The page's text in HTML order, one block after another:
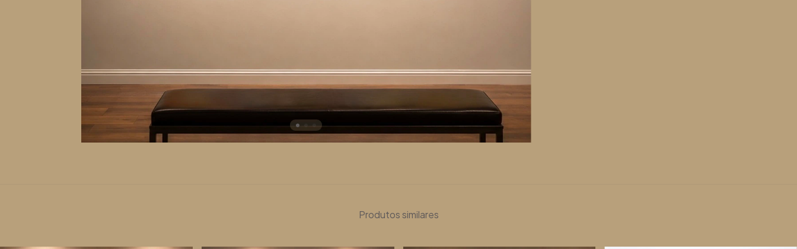
Produtos similares